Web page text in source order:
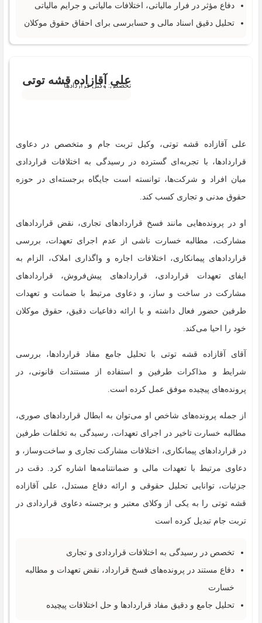
دفاع مؤثر در فرار مالیاتی، اختلافات مالیاتی و جرایم مالیاتی
تحلیل دقیق اسناد مالی و حسابرسی برای احقاق حقوق موکلان
علی آقازاده قشه توتی
تخصص: وکیل قراردادها
علی آقازاده قشه توتی، وکیل تربت جام و متخصص در دعاوی
قراردادها، با تجربه‌ای گسترده در رسیدگی به اختلافات قراردادی
میان افراد و شرکت‌ها، توانسته است جایگاه برجسته‌ای در حوزه
حقوق مدنی و تجاری کسب کند.
او در پرونده‌هایی مانند فسخ قراردادهای تجاری، نقض قراردادهای
مشارکت، مطالبه خسارت ناشی از عدم اجرای تعهدات، بررسی
قراردادهای پیمانکاری، اختلافات اجاره و واگذاری املاک، الزام به
ایفای تعهدات قراردادی، قراردادهای پیش‌فروش، قراردادهای
مشارکت در ساخت و ساز، و دعاوی مرتبط با ضمانت و تعهدات
طرفین حضور فعال داشته و با ارائه دفاعیات دقیق، حقوق موکلان
خود را احیا می‌کند.
آقای آقازاده قشه توتی با تحلیل جامع مفاد قراردادها، بررسی
شرایط و مذاکرات طرفین و استفاده از مستندات قانونی، در
پرونده‌های پیچیده موفق عمل کرده است.
از جمله پرونده‌های شاخص او می‌توان به ابطال قراردادهای صوری،
مطالبه خسارت تاخیر در اجرای تعهدات، رسیدگی به تخلفات طرفین
در قراردادهای پیمانکاری، اختلافات مشارکت تجاری و ساخت‌وساز، و
دعاوی مرتبط با تعهدات مالی و ضمانتنامه‌ها اشاره کرد. دقت در
جزئیات، توانایی تحلیل حقوقی و ارائه دفاع مستدل، علی آقازاده
قشه توتی را به یکی از وکلای معتبر و برجسته دعاوی قراردادی در
تربت جام تبدیل کرده است
تخصص در رسیدگی به اختلافات قراردادی و تجاری
دفاع مستند در پرونده‌های فسخ قرارداد، نقض تعهدات و مطالبه
خسارت
تحلیل جامع و دقیق مفاد قراردادها و حل اختلافات پیچیده